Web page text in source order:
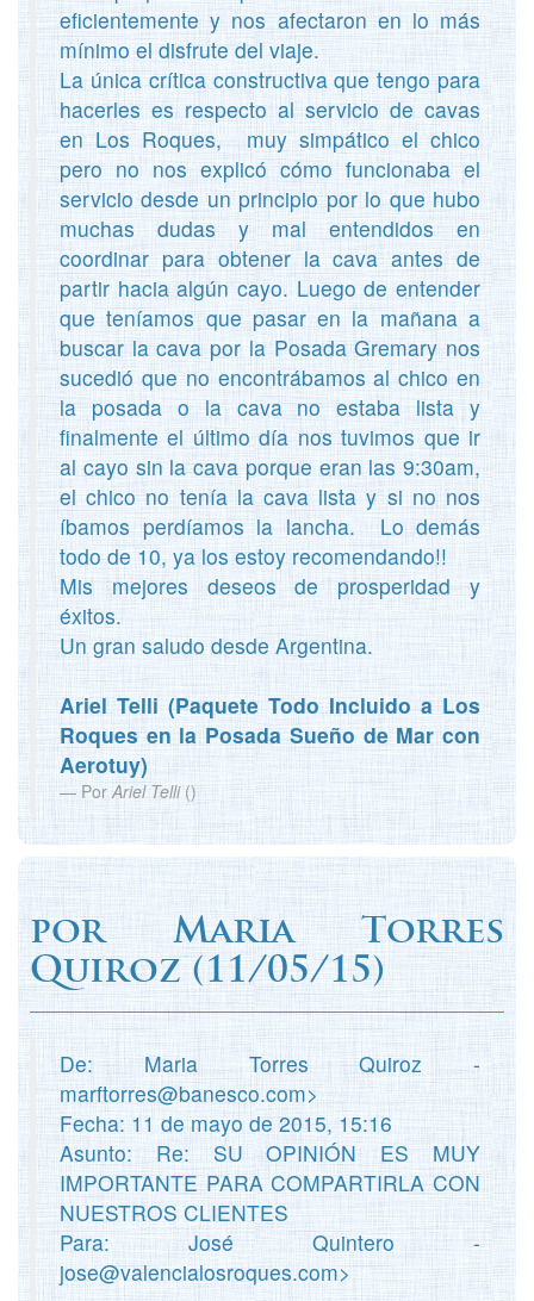
eficientemente y nos afectaron en lo más
mínimo el disfrute del viaje.
La única crítica constructiva que tengo para
hacerles es respecto al servicio de cavas
en Los Roques, muy simpático el chico
pero no nos explicó cómo funcionaba el
servicio desde un principio por lo que hubo
muchas dudas y mal entendidos en
coordinar para obtener la cava antes de
partir hacia algún cayo. Luego de entender
que teníamos que pasar en la mañana a
buscar la cava por la Posada Gremary nos
sucedió que no encontrábamos al chico en
la posada o la cava no estaba lista y
finalmente el último día nos tuvimos que ir
al cayo sin la cava porque eran las 9:30am,
el chico no tenía la cava lista y si no nos
íbamos perdíamos la lancha. Lo demás
todo de 10, ya los estoy recomendando!!
Mis mejores deseos de prosperidad y
éxitos.
Un gran saludo desde Argentina.
Ariel Telli (Paquete Todo Incluido a Los
Roques en la Posada Sueño de Mar con
Aerotuy)
PorAriel Telli()
por Maria Torres
Quiroz(11/05/15)
De: Maria Torres Quiroz -
marftorres@banesco.com>
Fecha: 11 de mayo de 2015, 15:16
Asunto: Re: SU OPINIÓN ES MUY
IMPORTANTE PARA COMPARTIRLA CON
NUESTROS CLIENTES
Para: José Quintero -
jose@valencialosroques.com>